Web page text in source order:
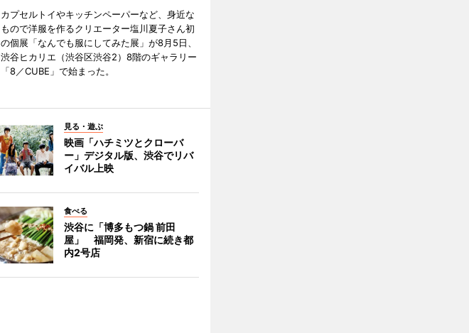
カプセルトイやキッチンペーパーなど、身近な
もので洋服を作るクリエーター塩川夏子さん初
の個展「なんでも服にしてみた展」が8月5日、
渋谷ヒカリエ（渋谷区渋谷2）8階のギャラリー
「8／CUBE」で始まった。
見る・遊ぶ
映画「ハチミツとクローバ
ー」デジタル版、渋谷でリバ
イバル上映
食べる
渋谷に「博多もつ鍋 前田
屋」 福岡発、新宿に続き都
内2号店